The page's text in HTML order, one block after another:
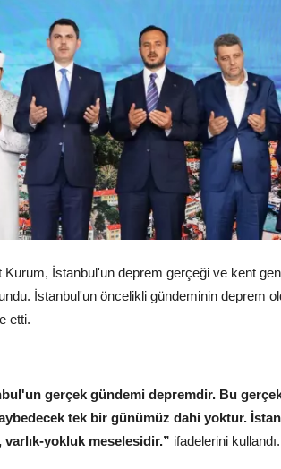
İstanbul'un deprem gerçeği ve kent
İstanbul'un öncelikli gündeminin deprem
etti.
gerçek gündemi depremdir. Bu
tek bir günümüz dahi yoktur.
yokluk meselesidir.” ifadelerini kullandı.